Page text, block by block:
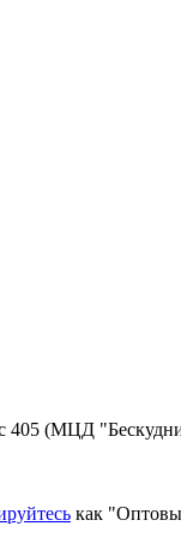
405 (МЦД
как